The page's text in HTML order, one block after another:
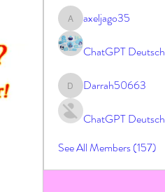
axeljago35
axeljago35
ChatGPT Deutsch
Darrah50663
Darrah50663
ChatGPT Deutsch
See All Members (157)